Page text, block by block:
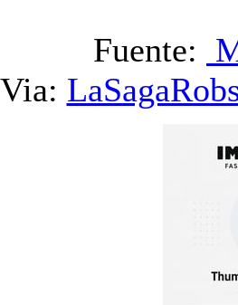
Fuente:
Via: